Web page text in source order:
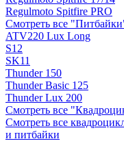
Regulmoto Spitfire PRO
Смотреть все
ATV220 Lux Long
S12
SK11
Thunder 150
Thunder Basic 125
Thunder Lux 200
Смотреть все
Смотреть все
и питбайки